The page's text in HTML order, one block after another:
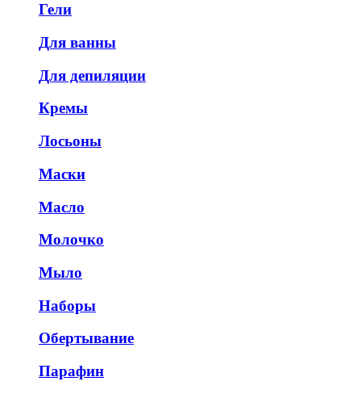
Гели
Для ванны
Для депиляции
Кремы
Лосьоны
Маски
Масло
Молочко
Мыло
Наборы
Обертывание
Парафин